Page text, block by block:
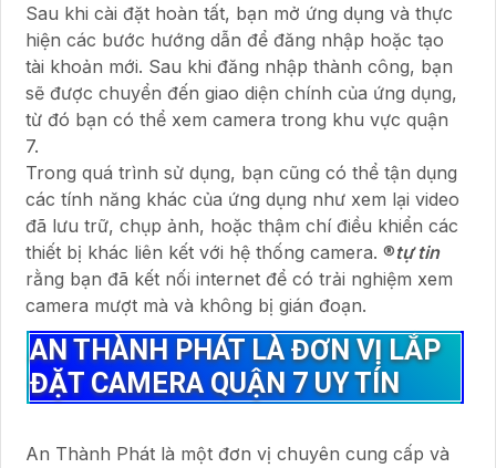
Sau khi cài đặt hoàn tất, bạn mở ứng dụng và thực
hiện các bước hướng dẫn để đăng nhập hoặc tạo
tài khoản mới. Sau khi đăng nhập thành công, bạn
sẽ được chuyển đến giao diện chính của ứng dụng,
từ đó bạn có thể xem camera trong khu vực quận
7.
Trong quá trình sử dụng, bạn cũng có thể tận dụng
các tính năng khác của ứng dụng như xem lại video
đã lưu trữ, chụp ảnh, hoặc thậm chí điều khiển các
thiết bị khác liên kết với hệ thống camera. ®️tự tin
rằng bạn đã kết nối internet để có trải nghiệm xem
camera mượt mà và không bị gián đoạn.
AN THÀNH PHÁT LÀ ĐƠN VỊ LẮP
ĐẶT CAMERA QUẬN 7 UY TÍN
An Thành Phát là một đơn vị chuyên cung cấp và